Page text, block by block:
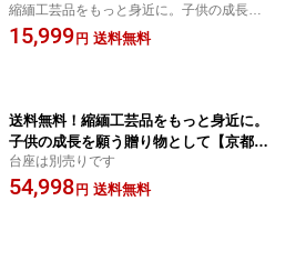
に。子供の成長を願う贈り物として。
【京都のつるし飾り ちりめん 鯉の滝の
縮緬工芸品をもっと身近に。子供の成長を
願う贈り物として。こどもの日/子供の日
15,999 円 送料無料
送料無料！縮緬工芸品をもっと身近に。
子供の成長を願う贈り物として【京都の
つるし飾り ちりめん 鞠 2段17本】つる
し雛 誕生日 ひなまつり 雛祭 雛まつり
台座は別売りです
54,998 円 送料無料